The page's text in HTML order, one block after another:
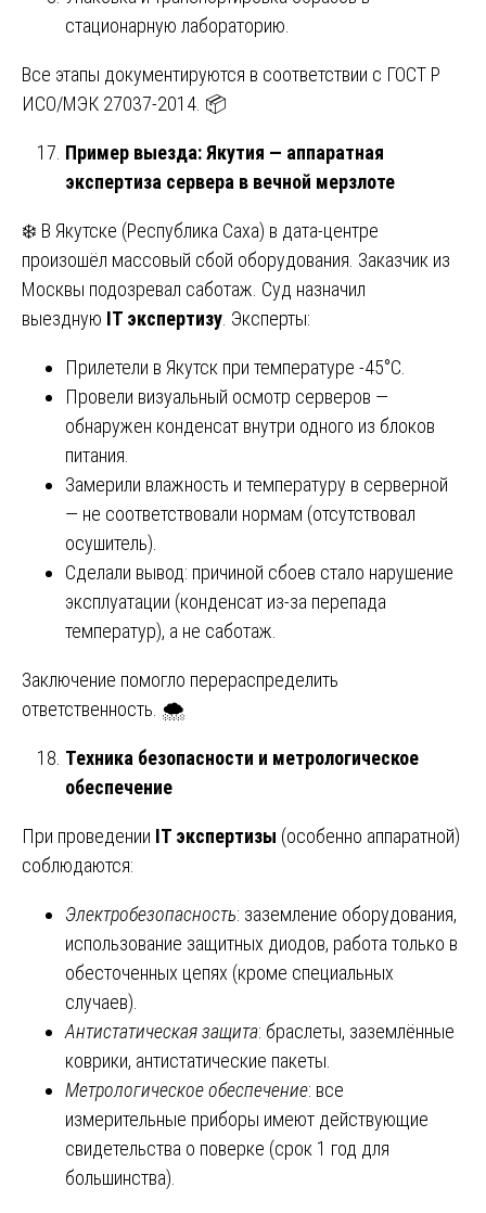
стационарную лабораторию.
Все этапы документируются в соответствии с ГОСТ Р
ИСО/МЭК 27037-2014. 📦
Пример выезда: Якутия — аппаратная
экспертиза сервера в вечной мерзлоте
❄️ В Якутске (Республика Саха) в дата-центре
произошёл массовый сбой оборудования. Заказчик из
Москвы подозревал саботаж. Суд назначил
выездную IT экспертизу . Эксперты:
Прилетели в Якутск при температуре -45°C.
Провели визуальный осмотр серверов —
обнаружен конденсат внутри одного из блоков
питания.
Замерили влажность и температуру в серверной
— не соответствовали нормам (отсутствовал
осушитель).
Сделали вывод: причиной сбоев стало нарушение
эксплуатации (конденсат из-за перепада
температур), а не саботаж.
Заключение помогло перераспределить
ответственность. 🌨️
Техника безопасности и метрологическое
обеспечение
При проведении IT экспертизы (особенно аппаратной)
соблюдаются:
Электробезопасность: заземление оборудования,
использование защитных диодов, работа только в
обесточенных цепях (кроме специальных
случаев).
Антистатическая защита: браслеты, заземлённые
коврики, антистатические пакеты.
Метрологическое обеспечение: все
измерительные приборы имеют действующие
свидетельства о поверке (срок 1 год для
большинства).